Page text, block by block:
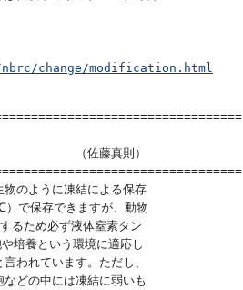
change/modification.html
　　　　（佐藤真則）
のように凍結による保存
で保存できますが、動物
るため必ず液体窒素タン
培養という環境に適応し
われています。ただし、
どの中には凍結に弱いも